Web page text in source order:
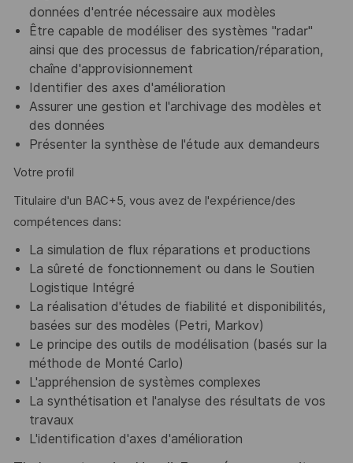
données d'entrée nécessaire aux modèles
Être capable de modéliser des systèmes "radar"
ainsi que des processus de fabrication/réparation,
chaîne d'approvisionnement
Identifier des axes d'amélioration
Assurer une gestion et l'archivage des modèles et
des données
Présenter la synthèse de l'étude aux demandeurs
Votre profil
Titulaire d'un BAC+5, vous avez de l'expérience/des
compétences dans:
La simulation de flux réparations et productions
La sûreté de fonctionnement ou dans le Soutien
Logistique Intégré
La réalisation d'études de fiabilité et disponibilités,
basées sur des modèles (Petri, Markov)
Le principe des outils de modélisation (basés sur la
méthode de Monté Carlo)
L'appréhension de systèmes complexes
La synthétisation et l'analyse des résultats de vos
travaux
L'identification d'axes d'amélioration